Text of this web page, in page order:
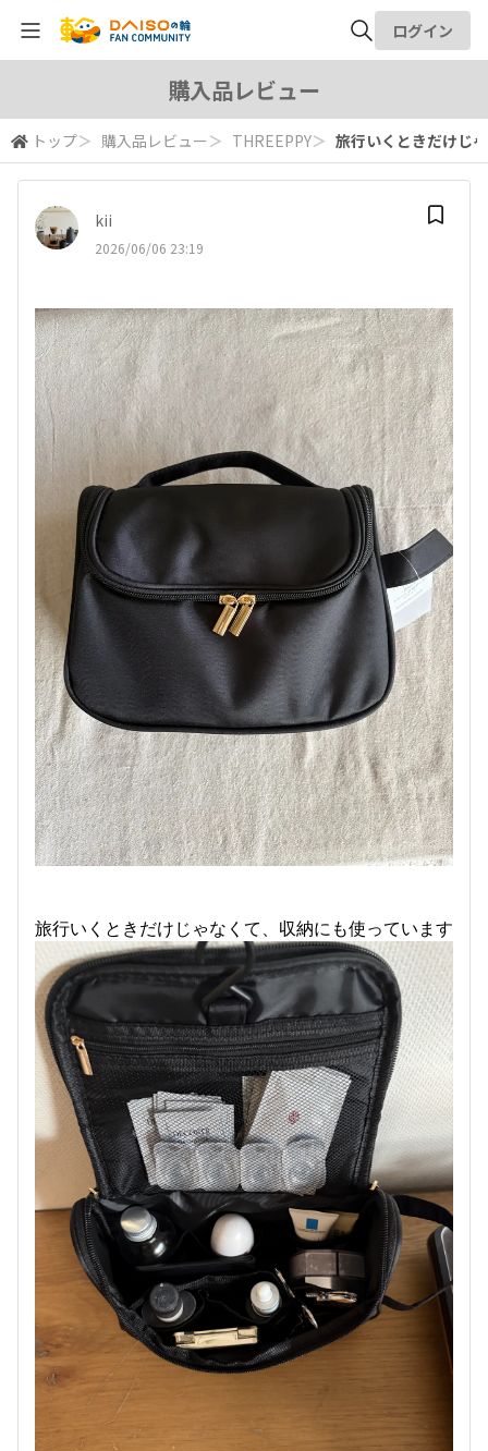
検索
ログイン
購入品レビュー
トップ＞ 購入品レビュー ＞ THREEPPY＞ 旅行いくときだけじ
kii
2026/06/06 23:19
旅行いくときだけじゃなくて、収納にも使っています